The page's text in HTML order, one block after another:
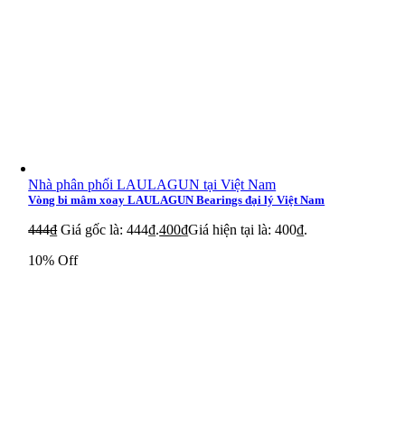
Nhà phân phối LAULAGUN tại Việt Nam
Vòng bi mâm xoay LAULAGUN Bearings đại lý Việt Nam
444₫ Giá gốc là: 444₫.400₫Giá hiện tại là: 400₫.
10% Off